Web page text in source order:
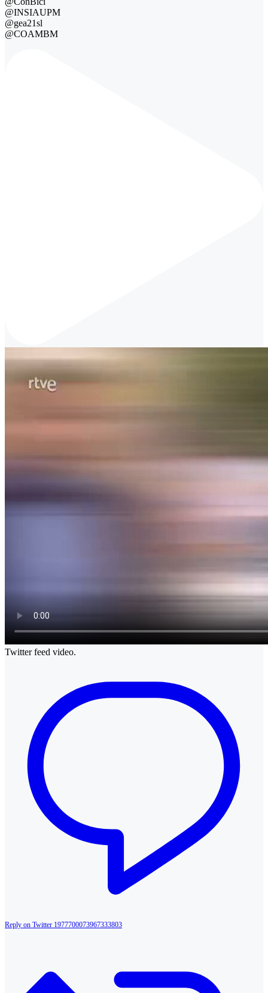
@INSIAUPM
@gea21sl
@COAMBM
Twitter feed video.
Reply on Twitter 1977700073967333803